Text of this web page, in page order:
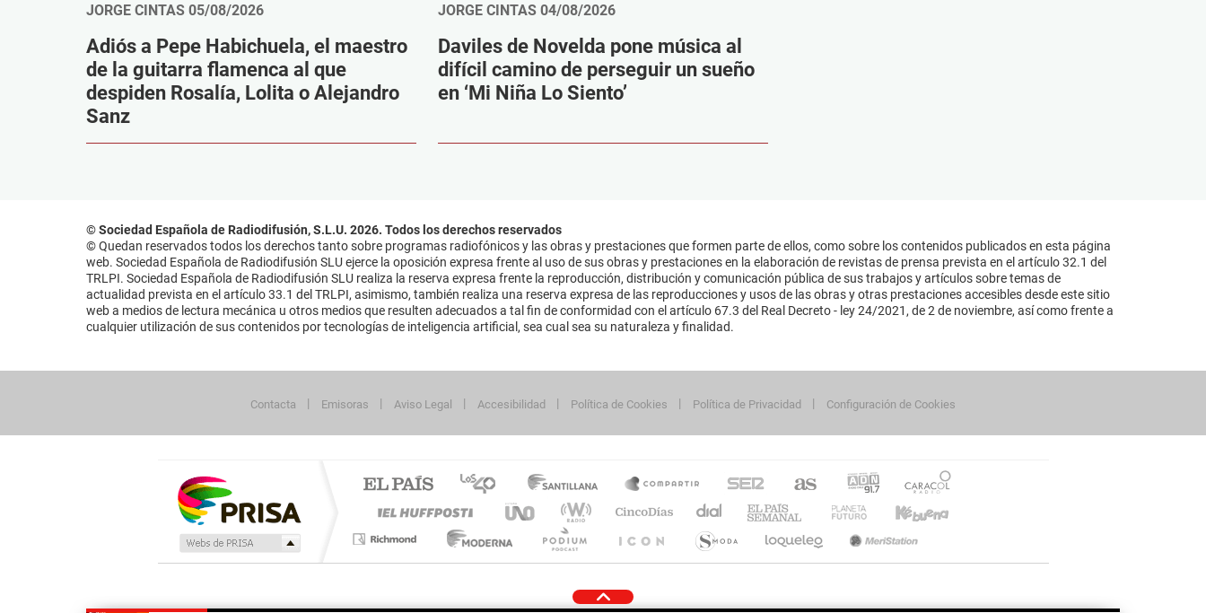
JORGE CINTAS 05/08/2026
Adiós a Pepe Habichuela, el maestro
de la guitarra flamenca al que
despiden Rosalía, Lolita o Alejandro
Sanz
JORGE CINTAS 04/08/2026
Daviles de Novelda pone música al
difícil camino de perseguir un sueño
en ‘Mi Niña Lo Siento’
© Sociedad Española de Radiodifusión, S.L.U. 2026. Todos los derechos reservados
© Quedan reservados todos los derechos tanto sobre programas radiofónicos y las obras y prestaciones que formen parte de ellos, como sobre los contenidos publicados en esta página
web. Sociedad Española de Radiodifusión SLU ejerce la oposición expresa frente al uso de sus obras y prestaciones en la elaboración de revistas de prensa prevista en el artículo 32.1 del
TRLPI. Sociedad Española de Radiodifusión SLU realiza la reserva expresa frente la reproducción, distribución y comunicación pública de sus trabajos y artículos sobre temas de
actualidad prevista en el artículo 33.1 del TRLPI, asimismo, también realiza una reserva expresa de las reproducciones y usos de las obras y otras prestaciones accesibles desde este sitio
web a medios de lectura mecánica u otros medios que resulten adecuados a tal fin de conformidad con el artículo 67.3 del Real Decreto - ley 24/2021, de 2 de noviembre, así como frente a
cualquier utilización de sus contenidos por tecnologías de inteligencia artificial, sea cual sea su naturaleza y finalidad.
Contacta Emisoras Aviso Legal Accesibilidad Política de Cookies Política de Privacidad Configuración de Cookies